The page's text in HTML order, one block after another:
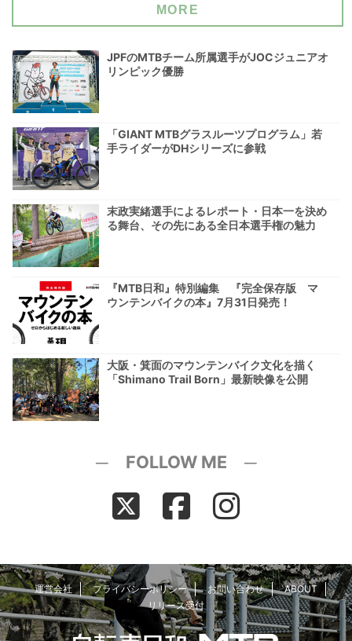
MORE
JPFのMTBチーム所属選手がJOCジュニアオ
リンピック優勝
「GIANT MTBグラスルーツプログラム」若
手ライダーがDHシリーズに参戦
末政実緒選手によるレポート・日本一を決め
る舞台、その先にある全日本選手権の魅力
『MTB日和』特別編集 『完全保存版 マ
ウンテンバイクの本』7月31日発売！
大阪・箕面のマウンテンバイク文化を描く
「Shimano Trail Born」最新映像を公開
─ FOLLOW ME ─
運営会社 プライバシーポリシー お問い合わせ
ABOUT
リリース受付